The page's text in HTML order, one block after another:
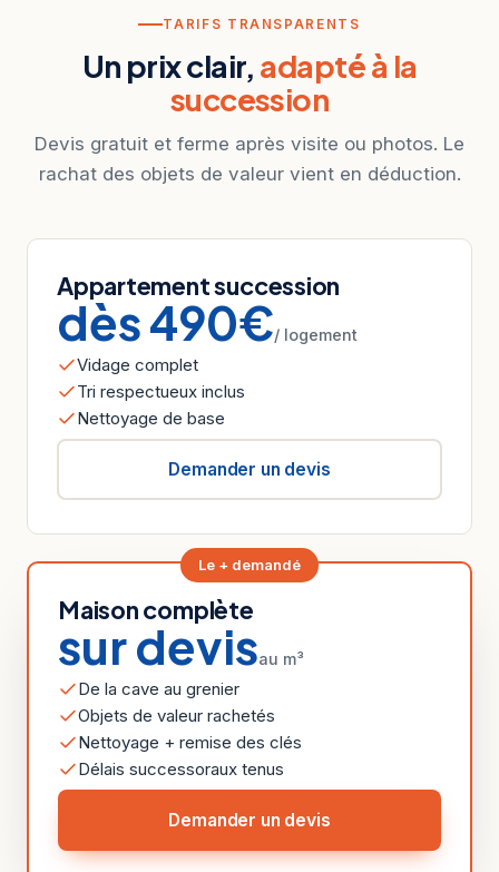
TARIFS TRANSPARENTS
Un prix clair, adapté à la
succession
Devis gratuit et ferme après visite ou photos. Le
rachat des objets de valeur vient en déduction.
Appartement succession
dès 490€/ logement
Vidage complet
Tri respectueux inclus
Nettoyage de base
Demander un devis
Le + demandé
Maison complète
sur devisau m³
De la cave au grenier
Objets de valeur rachetés
Nettoyage + remise des clés
Délais successoraux tenus
Demander un devis